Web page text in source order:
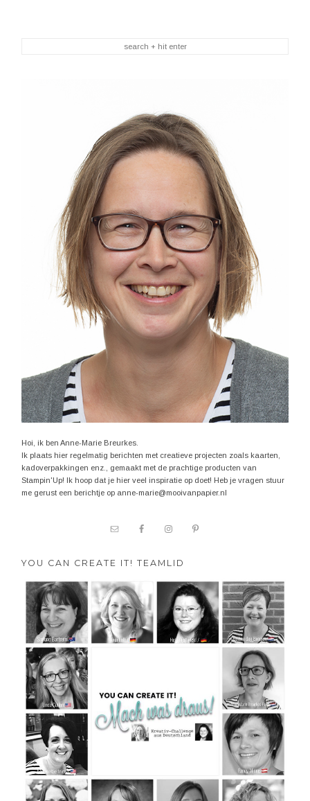
Hoi, ik ben Anne-Marie Breurkes.
Ik plaats hier regelmatig berichten met creatieve projecten zoals kaarten,
kadoverpakkingen enz., gemaakt met de prachtige producten van
Stampin'Up! Ik hoop dat je hier veel inspiratie op doet! Heb je vragen stuur
me gerust een berichtje op anne-marie@mooivanpapier.nl
YOU CAN CREATE IT! TEAMLID